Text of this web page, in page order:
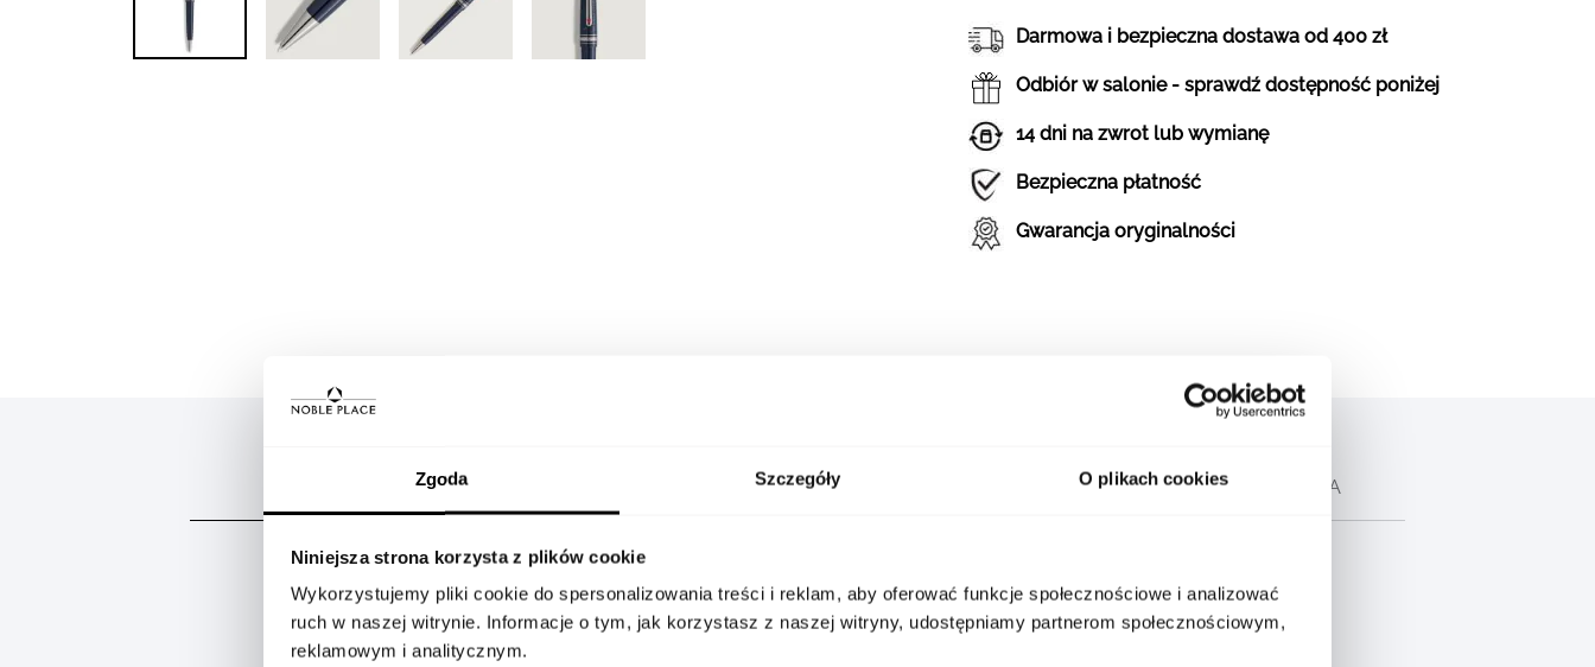
Zgoda Szczegóły O plikach cookies
Niniejsza strona korzysta z plików cookie
Wykorzystujemy pliki cookie do spersonalizowania treści i reklam, aby oferować funkcje społecznościowe i analizować
ruch w naszej witrynie. Informacje o tym, jak korzystasz z naszej witryny, udostępniamy partnerom społecznościowym,
reklamowym i analitycznym.
Darmowa i bezpieczna dostawa od 400 zł
Odbiór w salonie - sprawdź dostępność poniżej
14 dni na zwrot lub wymianę
Bezpieczna płatność
Gwarancja oryginalności
DOSTĘPNOŚĆ W SALONACH OPIS PRODUCENTA